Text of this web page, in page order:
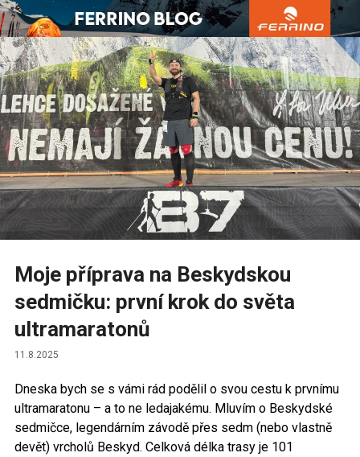
Přejít
k
obsahu
webu
Moje příprava na Beskydskou
sedmičku: první krok do světa
ultramaratonů
11.8.2025
Dneska bych se s vámi rád podělil o svou cestu k prvnímu
ultramaratonu – a to ne ledajakému. Mluvím o Beskydské
sedmičce, legendárním závodě přes sedm (nebo vlastně
devět) vrcholů Beskyd. Celková délka trasy je 101